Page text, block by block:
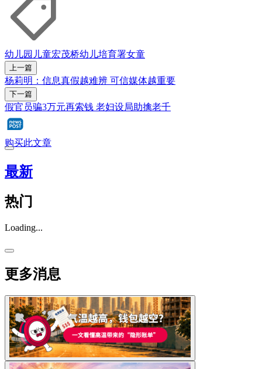
幼儿园 儿童宏茂桥幼儿培育署女童
上一篇
杨莉明：信息真假越难辨 可信媒体越重要
下一篇
假官员骗3万元再索钱 老妇设局助擒老千
购买此文章
最新
热门
Loading...
更多消息